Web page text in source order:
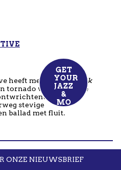
heeft met
Flat/Sikvidek
tornado van complexe
stevige
ballad met fluit.
ONZE NIEUWSBRIEF
GET
YOUR
JAZZ
&
MO